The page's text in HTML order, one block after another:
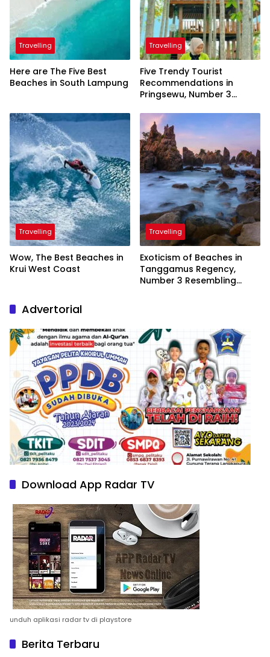
Travelling
Here are The Five Best
Beaches in South Lampung
Travelling
Five Trendy Tourist
Recommendations in
Pringsewu, Number 3
President
Travelling
Wow, The Best Beaches in
Krui West Coast
Travelling
Exoticism of Beaches in
Tanggamus Regency,
Number 3 Resembling
Advertorial
Download App Radar TV
unduh aplikasi radar tv di playstore
Berita Terbaru